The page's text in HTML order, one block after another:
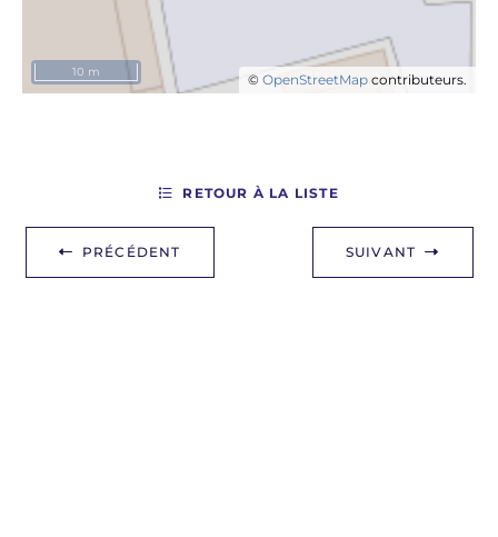
© OpenStreetMap contributeurs.
10 m
PRÉCÉDENT
RETOUR À LA LISTE
SUIVANT